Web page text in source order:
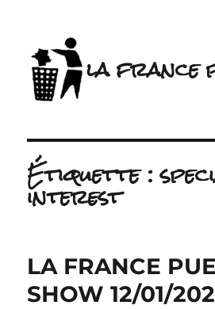
la france
Étiquette :
interest
LA FRANCE
SHOW 12/01/